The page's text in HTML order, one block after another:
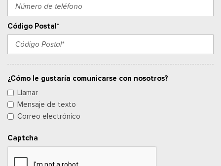
Código Postal*
¿Cómo le gustaría comunicarse con nosotros?
Llamar
Mensaje de texto
Correo electrónico
Captcha